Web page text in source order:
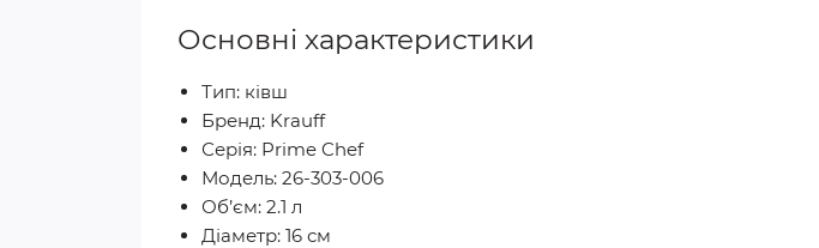
Основні характеристики
Тип: ківш
Бренд: Krauff
Серія: Prime Chef
Модель: 26-303-006
Об’єм: 2.1 л
Діаметр: 16 см